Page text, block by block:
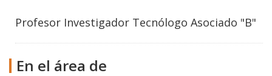
Profesor Investigador Tecnólogo Asociado "B"
En el área de